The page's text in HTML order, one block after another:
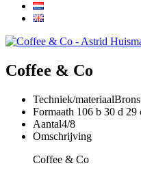
Coffee & Co
Techniek/materiaalBrons
Formaath 106 b 30 d 29
Aantal4/8
Omschrijving
Coffee & Co